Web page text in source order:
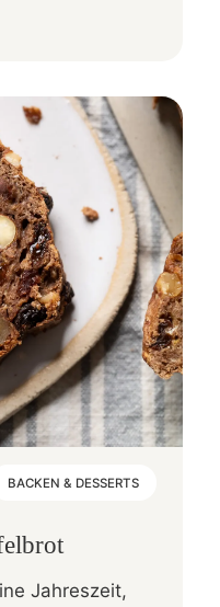
BACKEN & DESSERTS
Jahreszeit,